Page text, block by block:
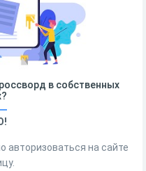
в собственных
авторизоваться на сайте